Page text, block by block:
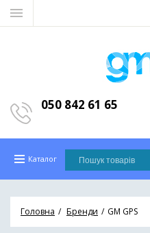
050 842 61 65
Каталог
Головна Бренди GM GPS